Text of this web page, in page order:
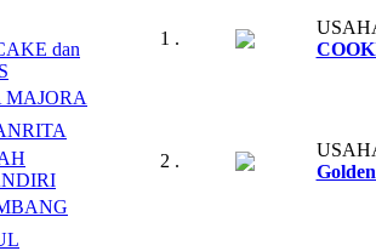
dan
MAJORA
1 .
2 .